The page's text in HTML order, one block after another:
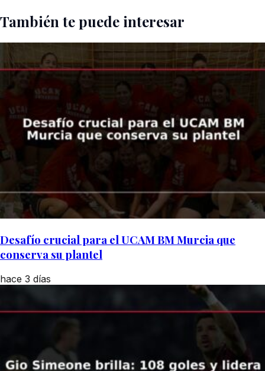
También te puede interesar
Desafío crucial para el UCAM BM Murcia que
conserva su plantel
hace 3 días